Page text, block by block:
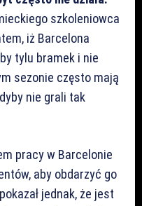
szkoleniowca
iż Barcelona
tylu bramek i nie
sezonie często mają
nie grali tak
pracy w Barcelonie
aby obdarzyć go
jednak, że jest